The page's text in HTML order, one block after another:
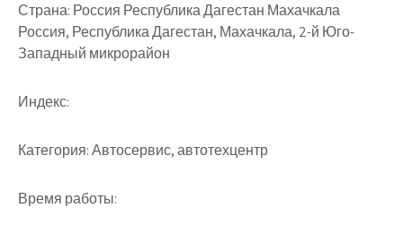
Страна: Россия Республика Дагестан Махачкала
Россия, Республика Дагестан, Махачкала, 2-й Юго-
Западный микрорайон
Индекс:
Категория:Автосервис, автотехцентр
Время работы: